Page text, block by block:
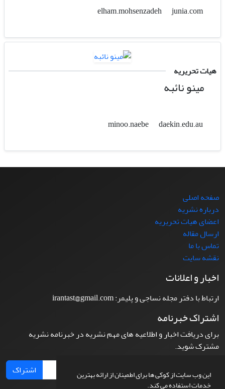
این وب سایت از کوکی ها برای اطمینان از ارائه بهترین
خدمات استفاده می کند.
junia.com
هیات تحریریه
مینو نائبه
daekin.edu.au
صفحه اصلی
درباره نشریه
اعضای هیات تحریریه
ارسال مقاله
تماس با ما
نقشه سایت
اخبار و اعلانات
ارتباط با دفتر مجله نساجی و پلیمر: irantast@gmail.com
اشتراک خبرنامه
برای دریافت اخبار و اطلاعیه های مهم نشریه در خبرنامه نشریه
مشترک شوید.
اشتراک